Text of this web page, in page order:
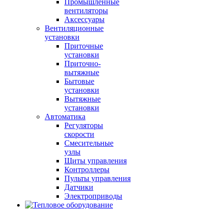
Промышленные
вентиляторы
Аксессуары
Вентиляционные
установки
Приточные
установки
Приточно-
вытяжные
Бытовые
установки
Вытяжные
установки
Автоматика
Регуляторы
скорости
Смесительные
узлы
Щиты управления
Контроллеры
Пульты управления
Датчики
Электроприводы